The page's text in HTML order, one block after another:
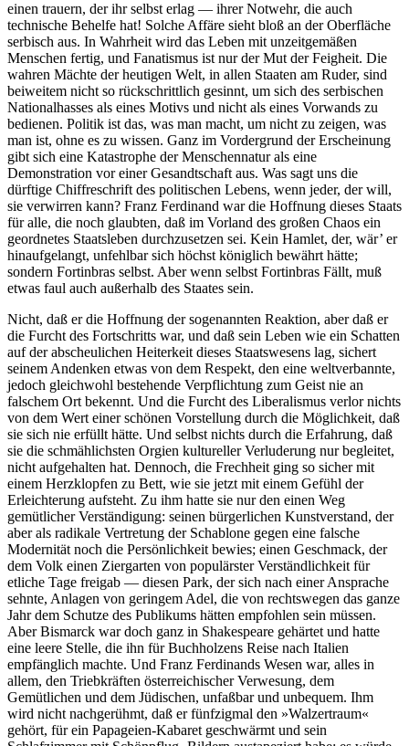
einen trauern, der ihr selbst erlag — ihrer Notwehr, die auch
technische Behelfe hat! Solche Affäre sieht bloß an der Oberfläche
serbisch aus. In Wahrheit wird das Leben mit unzeitgemäßen
Menschen fertig, und Fanatismus ist nur der Mut der Feigheit. Die
wahren Mächte der heutigen Welt, in allen Staaten am Ruder, sind
beiweitem nicht so rückschrittlich gesinnt, um sich des serbischen
Nationalhasses als eines Motivs und nicht als eines Vorwands zu
bedienen. Politik ist das, was man macht, um nicht zu zeigen, was
man ist, ohne es zu wissen. Ganz im Vordergrund der Erscheinung
gibt sich eine Katastrophe der Menschennatur als eine
Demonstration vor einer Gesandtschaft aus. Was sagt uns die
dürftige Chiffreschrift des politischen Lebens, wenn jeder, der will,
sie verwirren kann? Franz Ferdinand war die Hoffnung dieses Staats
für alle, die noch glaubten, daß im Vorland des großen Chaos ein
geordnetes Staatsleben durchzusetzen sei. Kein Hamlet, der, wär’ er
hinaufgelangt, unfehlbar sich höchst königlich bewährt hätte;
sondern Fortinbras selbst. Aber wenn selbst Fortinbras Fällt, muß
etwas faul auch außerhalb des Staates sein.
Nicht, daß er die Hoffnung der sogenannten Reaktion, aber daß er
die Furcht des Fortschritts war, und daß sein Leben wie ein Schatten
auf der abscheulichen Heiterkeit dieses Staatswesens lag, sichert
seinem Andenken etwas von dem Respekt, den eine weltverbannte,
jedoch gleichwohl bestehende Verpflichtung zum Geist nie an
falschem Ort bekennt. Und die Furcht des Liberalismus verlor nichts
von dem Wert einer schönen Vorstellung durch die Möglichkeit, daß
sie sich nie erfüllt hätte. Und selbst nichts durch die Erfahrung, daß
sie die schmählichsten Orgien kultureller Verluderung nur begleitet,
nicht aufgehalten hat. Dennoch, die Frechheit ging so sicher mit
einem Herzklopfen zu Bett, wie sie jetzt mit einem Gefühl der
Erleichterung aufsteht. Zu ihm hatte sie nur den einen Weg
gemütlicher Verständigung: seinen bürgerlichen Kunstverstand, der
aber als radikale Vertretung der Schablone gegen eine falsche
Modernität noch die Persönlichkeit bewies; einen Geschmack, der
dem Volk einen Ziergarten von populärster Verständlichkeit für
etliche Tage freigab — diesen Park, der sich nach einer Ansprache
sehnte, Anlagen von geringem Adel, die von rechtswegen das ganze
Jahr dem Schutze des Publikums hätten empfohlen sein müssen.
Aber Bismarck war doch ganz in Shakespeare gehärtet und hatte
eine leere Stelle, die ihn für Buchholzens Reise nach Italien
empfänglich machte. Und Franz Ferdinands Wesen war, alles in
allem, den Triebkräften österreichischer Verwesung, dem
Gemütlichen und dem Jüdischen, unfaßbar und unbequem. Ihm
wird nicht nachgerühmt, daß er fünfzigmal den »Walzertraum«
gehört, für ein Papageien-Kabaret geschwärmt und sein